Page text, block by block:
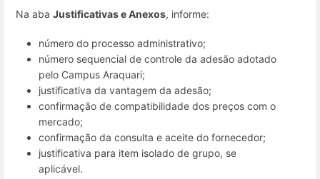
Na aba Justificativas e Anexos, informe:
número do processo administrativo;
número sequencial de controle da adesão adotado
pelo Campus Araquari;
justificativa da vantagem da adesão;
confirmação de compatibilidade dos preços com o
mercado;
confirmação da consulta e aceite do fornecedor;
justificativa para item isolado de grupo, se
aplicável.